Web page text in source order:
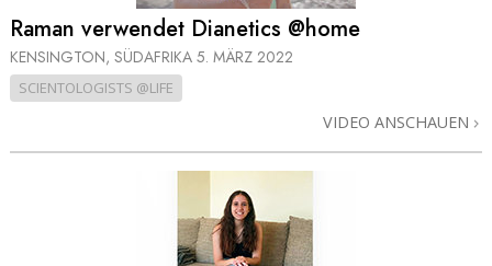
Raman verwendet Dianetics @home
KENSINGTON, SÜDAFRIKA 5. MÄRZ 2022
SCIENTOLOGISTS @LIFE
VIDEO ANSCHAUEN